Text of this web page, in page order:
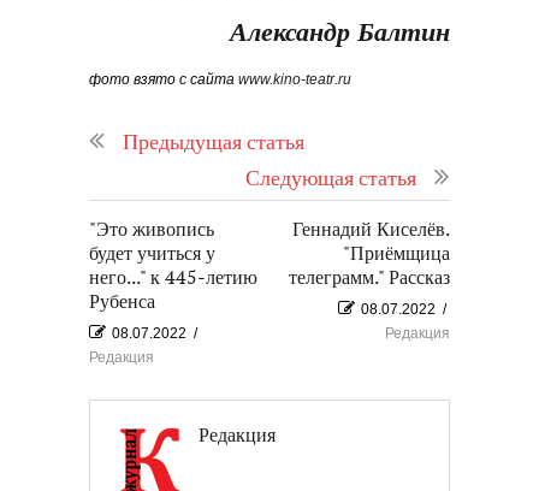
Александр Балтин
фото взято с сайта www.kino-teatr.ru
Предыдущая статья
Следующая статья
"Это живопись
будет учиться у
него..." к 445-летию
Рубенса
08.07.2022 /
Редакция
Геннадий Киселёв.
"Приёмщица
телеграмм." Рассказ
08.07.2022 /
Редакция
Редакция